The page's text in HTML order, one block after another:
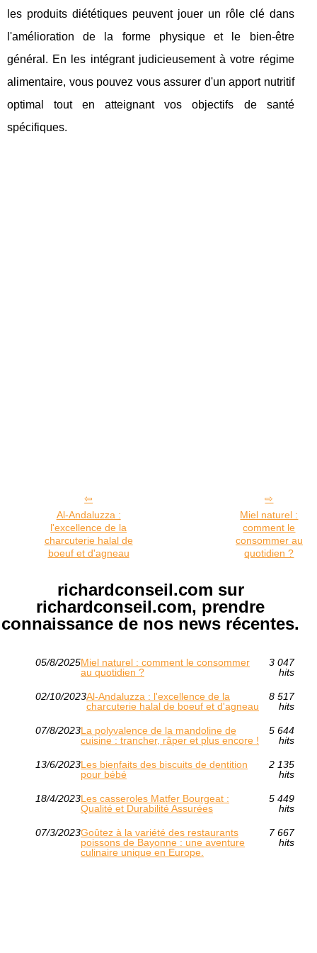
les produits diététiques peuvent jouer un rôle clé dans
l'amélioration de la forme physique et le bien-être
général. En les intégrant judicieusement à votre régime
alimentaire, vous pouvez vous assurer d'un apport nutritif
optimal tout en atteignant vos objectifs de santé
spécifiques.
Al-Andaluzza :
l'excellence de la
charcuterie halal de
boeuf et d'agneau
Miel naturel :
comment le
consommer au
quotidien ?
richardconseil.com sur
richardconseil.com, prendre
connaissance de nos news récentes.
05/8/2025Miel naturel : comment le consommer
au quotidien ?
3 047
hits
02/10/2023Al-Andaluzza : l'excellence de la
charcuterie halal de boeuf et d'agneau
8 517
hits
07/8/2023La polyvalence de la mandoline de
cuisine : trancher, râper et plus encore !
5 644
hits
13/6/2023Les bienfaits des biscuits de dentition
pour bébé
2 135
hits
18/4/2023Les casseroles Matfer Bourgeat :
Qualité et Durabilité Assurées
5 449
hits
07/3/2023Goûtez à la variété des restaurants
poissons de Bayonne : une aventure
culinaire unique en Europe.
7 667
hits